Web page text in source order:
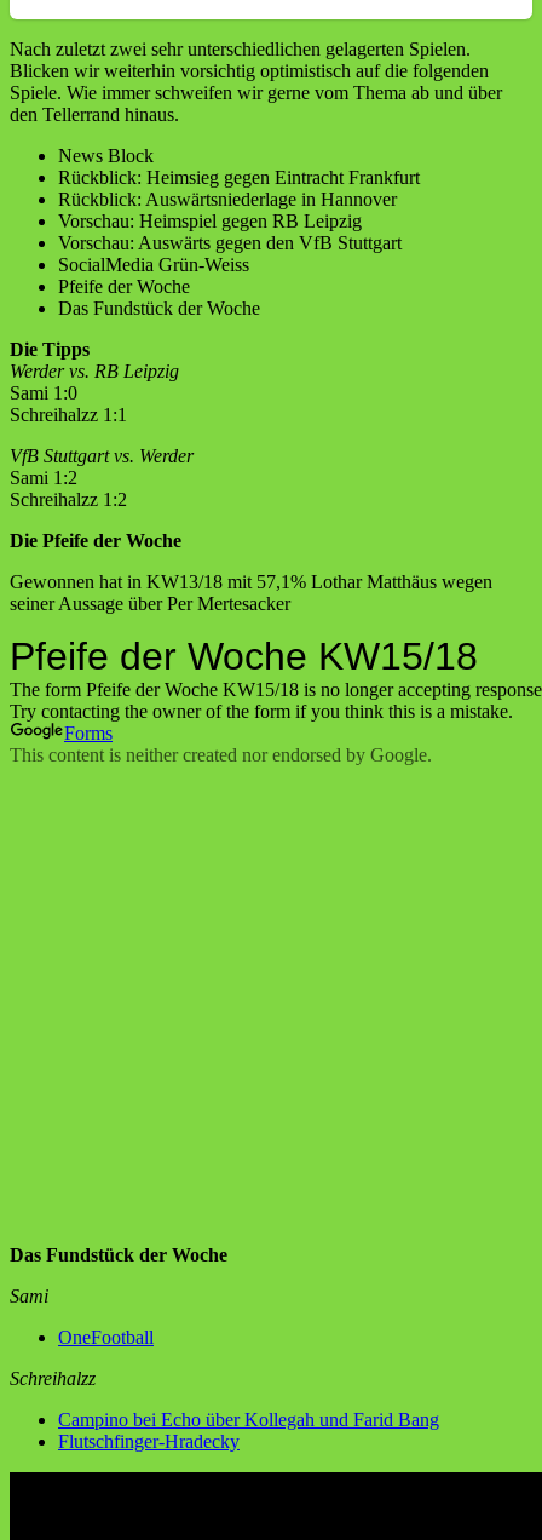
Nach zuletzt zwei sehr unterschiedlichen gelagerten Spielen.
Blicken wir weiterhin vorsichtig optimistisch auf die folgenden
Spiele. Wie immer schweifen wir gerne vom Thema ab und über
den Tellerrand hinaus.
News Block
Rückblick: Heimsieg gegen Eintracht Frankfurt
Rückblick: Auswärtsniederlage in Hannover
Vorschau: Heimspiel gegen RB Leipzig
Vorschau: Auswärts gegen den VfB Stuttgart
SocialMedia Grün-Weiss
Pfeife der Woche
Das Fundstück der Woche
Die Tipps
Werder vs. RB Leipzig
Sami 1:0
Schreihalzz 1:1
VfB Stuttgart vs. Werder
Sami 1:2
Schreihalzz 1:2
Die Pfeife der Woche
Gewonnen hat in KW13/18 mit 57,1% Lothar Matthäus wegen
seiner Aussage über Per Mertesacker
Das Fundstück der Woche
Sami
OneFootball
Schreihalzz
Campino bei Echo über Kollegah und Farid Bang
Flutschfinger-Hradecky